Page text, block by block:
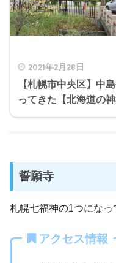
2021年2月28日
【札幌市中央区】中
ってきた【北海道の神
誓願寺
札幌七福神の1つになっ
アクセス情報